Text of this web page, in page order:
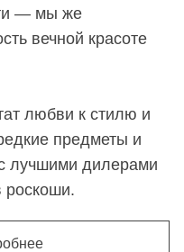
— мы же
вечной красоте
любви к стилю и
предметы и
лучшими дилерами
роскоши.